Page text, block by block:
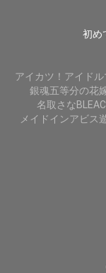
初め
アイカツ！ アイド
銀魂五等分の花
名取さな
メイドインアビス